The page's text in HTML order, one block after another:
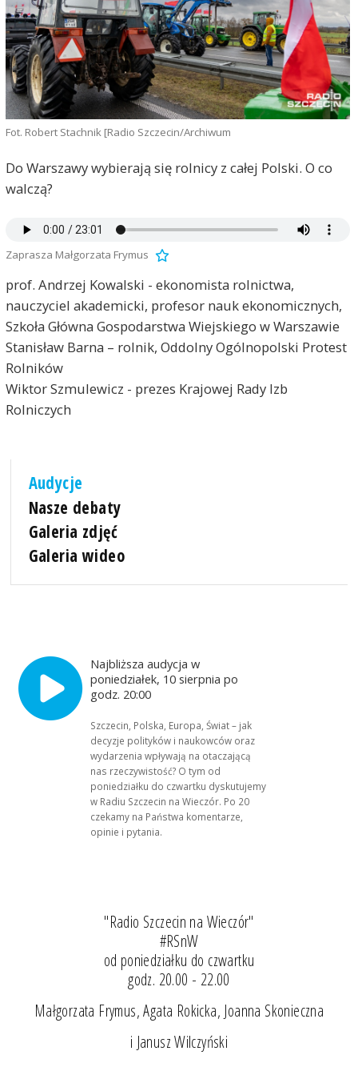
Fot. Robert Stachnik [Radio Szczecin/Archiwum
Do Warszawy wybierają się rolnicy z całej Polski. O co
walczą?
Zaprasza Małgorzata Frymus
prof. Andrzej Kowalski - ekonomista rolnictwa,
nauczyciel akademicki, profesor nauk ekonomicznych,
Szkoła Główna Gospodarstwa Wiejskiego w Warszawie
Stanisław Barna – rolnik, Oddolny Ogólnopolski Protest
Rolników
Wiktor Szmulewicz - prezes Krajowej Rady Izb
Rolniczych
Audycje
Nasze debaty
Galeria zdjęć
Galeria wideo
Najbliższa audycja w
poniedziałek, 10 sierpnia po
godz. 20:00
Szczecin, Polska, Europa, Świat – jak
decyzje polityków i naukowców oraz
wydarzenia wpływają na otaczającą
nas rzeczywistość? O tym od
poniedziałku do czwartku dyskutujemy
w Radiu Szczecin na Wieczór. Po 20
czekamy na Państwa komentarze,
opinie i pytania.
"Radio Szczecin na Wieczór"
#RSnW
od poniedziałku do czwartku
godz. 20.00 - 22.00
Małgorzata Frymus, Agata Rokicka, Joanna Skonieczna
i Janusz Wilczyński